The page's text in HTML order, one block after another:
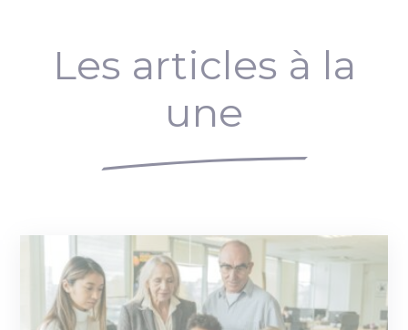
Les articles à la
une